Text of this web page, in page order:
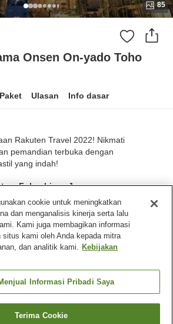
85
Onsen On-yado Toho
Ulasan Info dasar
Rakuten Travel 2022! Nikmati
pemandian terbuka dengan
yang indah!
Fukushima, Jepang
2,659
Pengiriman ke rumah
Sauna
Cari kamar
cookie untuk meningkatkan
dan menganalisis kinerja serta lalu
Kami juga membagikan informasi
situs kami oleh Anda kepada mitra
dan analitik kami. Kebijakan
Informasi Pribadi Saya
Terima Cookie